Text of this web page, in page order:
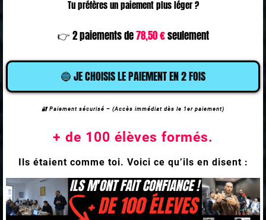
Tu préfères un paiement plus léger ?
👉 2 paiements de78,50 €seulement
🔵 JE CHOISIS LE PAIEMENT EN 2 FOIS
🔐 Paiement sécurisé – (Accès immédiat dès le 1er paiement)
+ de 100 élèves formés.
Ils étaient comme toi. Voici ce qu’ils en disent :